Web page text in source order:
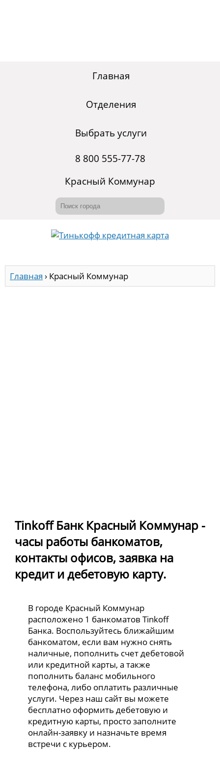
Главная
Отделения
Выбрать услуги
8 800 555-77-78
Красный Коммунар
Главная › Красный Коммунар
Tinkoff Банк Красный Коммунар -
часы работы банкоматов,
контакты офисов, заявка на
кредит и дебетовую карту.
В городе Красный Коммунар
расположено 1 банкоматов Tinkoff
Банка. Воспользуйтесь ближайшим
банкоматом, если вам нужно снять
наличные, пополнить счет дебетовой
или кредитной карты, а также
пополнить баланс мобильного
телефона, либо оплатить различные
услуги. Через наш сайт вы можете
бесплатно оформить дебетовую и
кредитную карты, просто заполните
онлайн-заявку и назначьте время
встречи с курьером.